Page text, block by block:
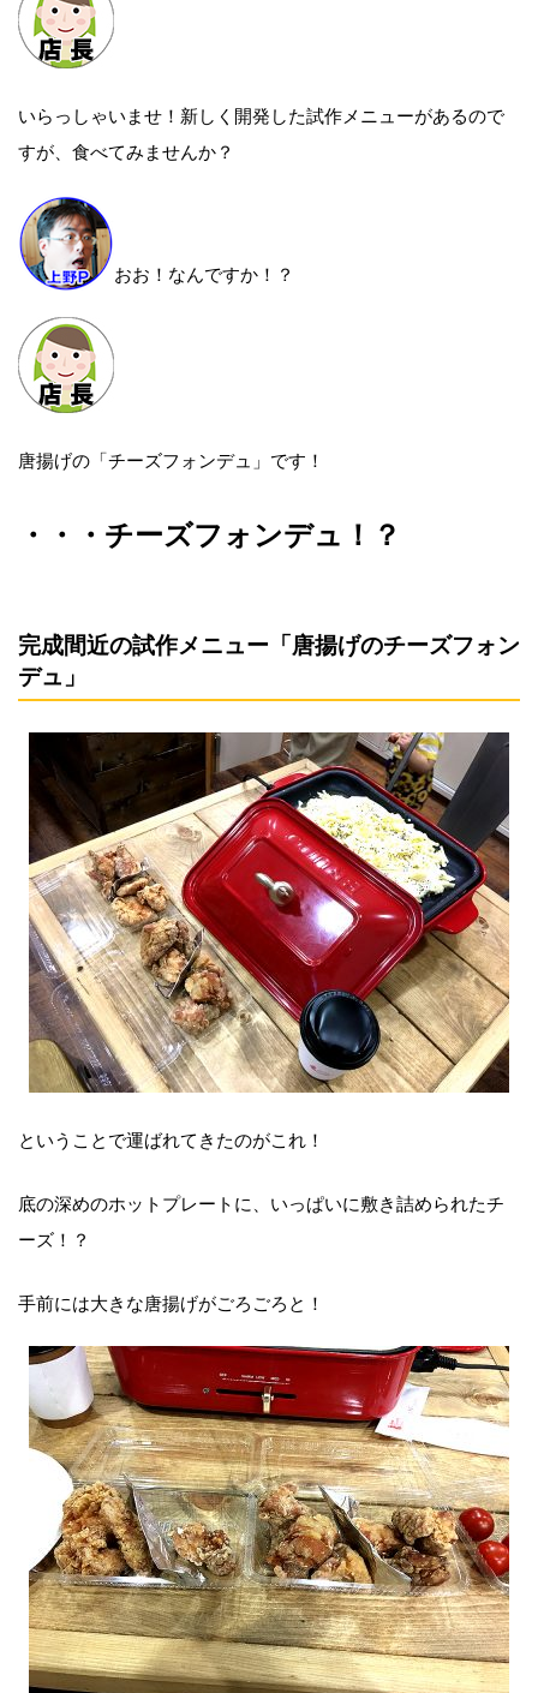
いらっしゃいませ！新しく開発した試作メニューがあるので
すが、食べてみませんか？
おお！なんですか！？
唐揚げの「チーズフォンデュ」です！
・・・チーズフォンデュ！？
完成間近の試作メニュー「唐揚げのチーズフォン
デュ」
ということで運ばれてきたのがこれ！
底の深めのホットプレートに、いっぱいに敷き詰められたチ
ーズ！？
手前には大きな唐揚げがごろごろと！